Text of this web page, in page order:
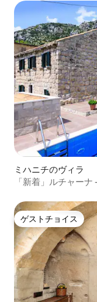
ミハニチのヴィラ
「新着」ルチャー
ゲストチョイス
ゲストチョイス